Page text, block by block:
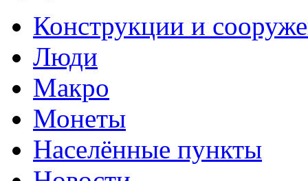
Конструкции и
Люди
Макро
Монеты
Населённые пункты